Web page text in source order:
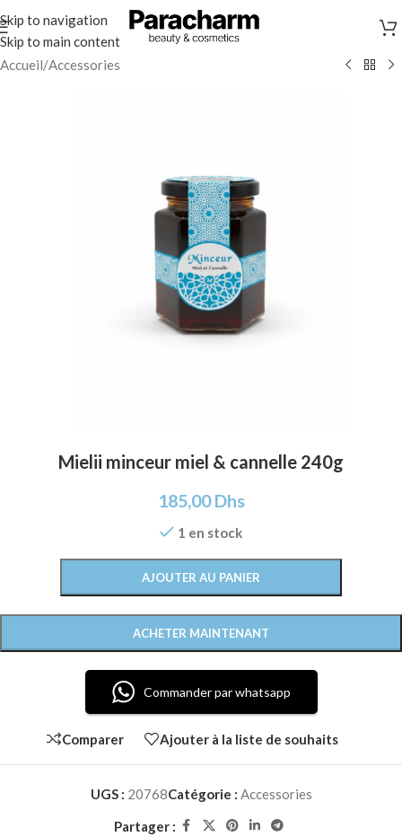
Skip to navigation
Skip to main content
Accueil/Accessories
Mielii minceur miel & cannelle 240g
185,00Dhs
1 en stock
AJOUTER AU PANIER
ACHETER MAINTENANT
Commander par whatsapp
Comparer Ajouter à la liste de souhaits
UGS : 20768Catégorie : Accessories
Partager :